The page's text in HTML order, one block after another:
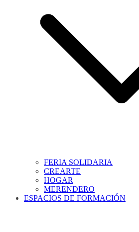
FERIA SOLIDARIA
CREARTE
HOGAR
MERENDERO
ESPACIOS DE FORMACIÓN